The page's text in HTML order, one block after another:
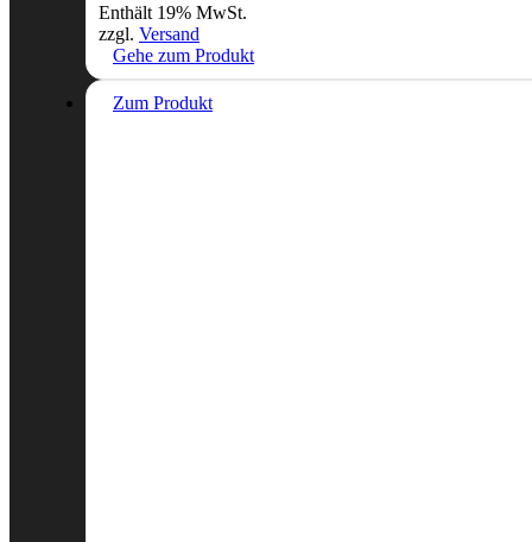
Enthält 19% MwSt.
zzgl. Versand
Gehe zum Produkt
Zum Produkt